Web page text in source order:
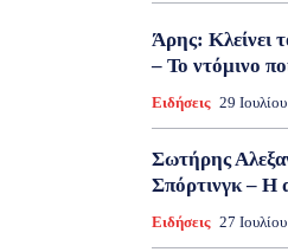
Άρης: Κλείνει
– Το ντόμινο
Ειδήσεις 29
Σωτήρης
Σπόρτινγκ – Η
Ειδήσεις 27